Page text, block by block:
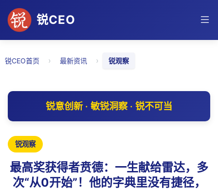
锐CEO
锐CEO首页 › 最新资讯 › 锐观察
锐意创新 · 敏锐洞察 · 锐不可当
锐观察
最高奖获得者贲德：一生献给雷达，多
次“从0开始”！他的字典里没有捷径，